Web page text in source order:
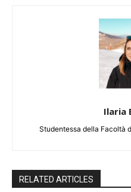
Ilaria
Studentessa della Facoltà
RELATED ARTICLES